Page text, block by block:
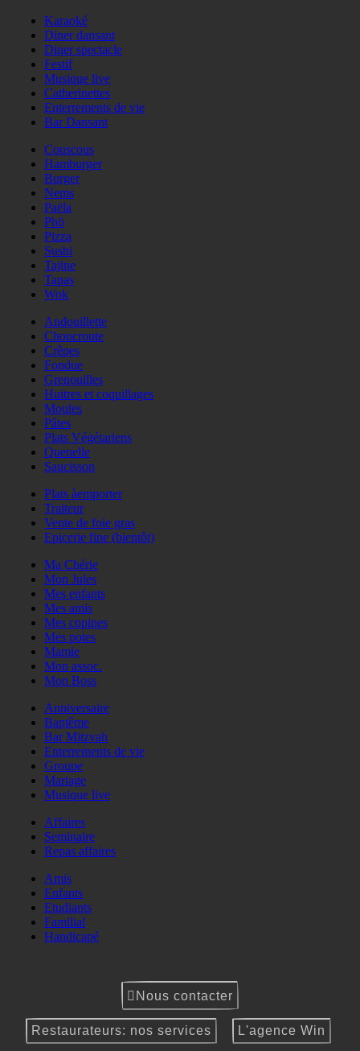
Karaoké
Diner dansant
Diner spectacle
Festif
Musique live
Catherinettes
Enterrements de vie
Bar Dansant
Couscous
Hamburger
Burger
Nems
Paëla
Phö
Pizza
Sushi
Tajine
Tapas
Wok
Andouillette
Choucroute
Crêpes
Fondue
Grenouilles
Huitres et coquillages
Moules
Pâtes
Plats Végétariens
Quenelle
Saucisson
Plats àemporter
Traiteur
Vente de foie gras
Epicerie fine (bientôt)
Ma Chérie
Mon Jules
Mes enfants
Mes amis
Mes copines
Mes potes
Mamie
Mon assoc.
Mon Boss
Anniversaire
Baptême
Bar Mitzvah
Enterrements de vie
Groupe
Mariage
Musique live
Affaires
Seminaire
Repas affaires
Amis
Enfants
Etudiants
Familial
Handicapé
Nous contacter
Restaurateurs: nos services L'agence Win